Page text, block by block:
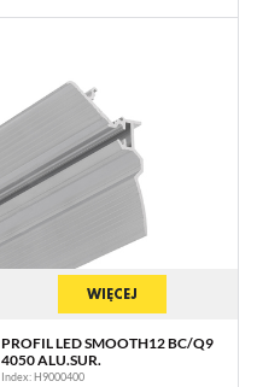
WIĘCEJ
PROFIL LED SMOOTH12 BC/Q9
4050 ALU.SUR.
Index: H9000400